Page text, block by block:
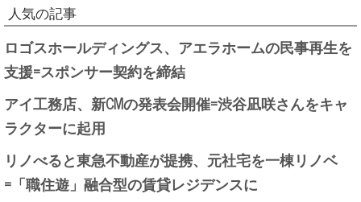
人気の記事
ロゴスホールディングス、アエラホームの民事再生を
支援=スポンサー契約を締結
アイ工務店、新CMの発表会開催=渋谷凪咲さんをキャ
ラクターに起用
リノべると東急不動産が提携、元社宅を一棟リノベ
=「職住遊」融合型の賃貸レジデンスに